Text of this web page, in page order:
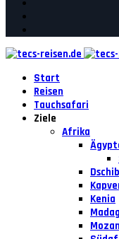
Start
Reisen
Tauchsafari
Ziele
Afrika
Kenia